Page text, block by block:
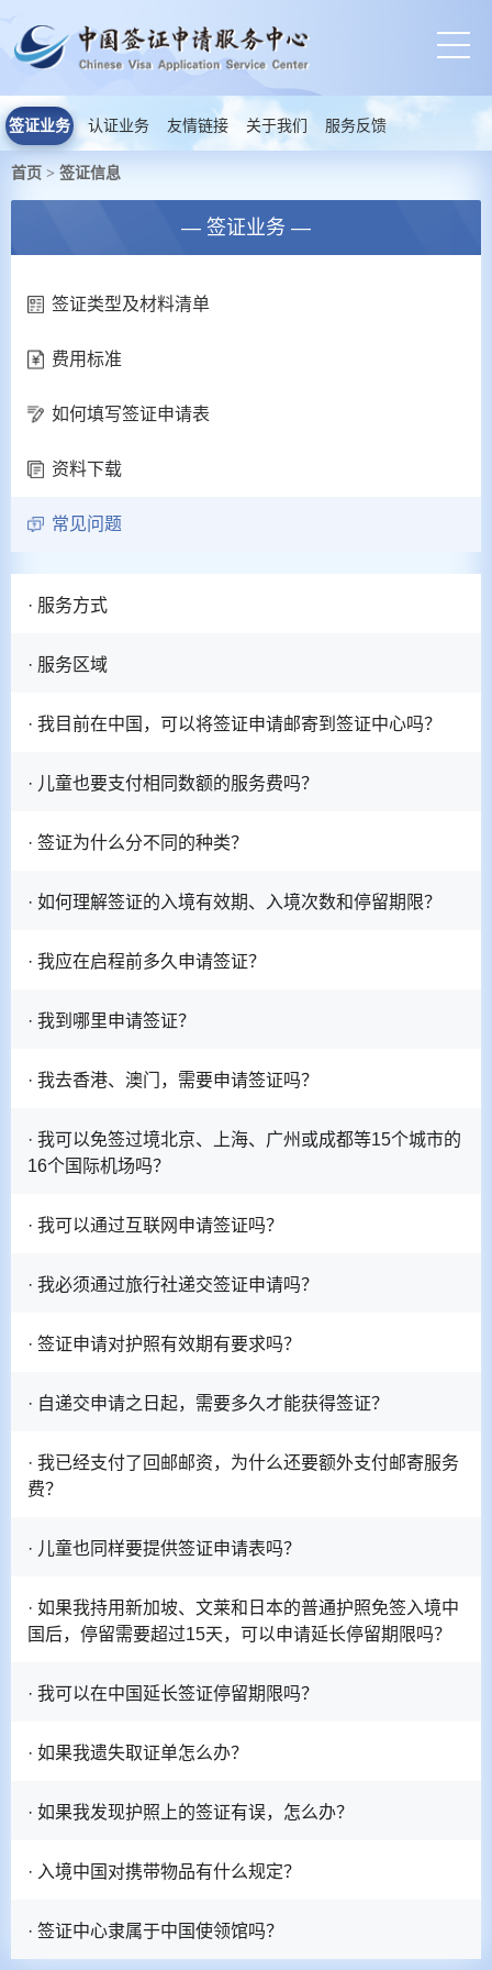
签证业务 认证业务 友情链接 关于我们 服务反馈
首页 > 签证信息
— 签证业务 —
签证类型及材料清单
费用标准
如何填写签证申请表
资料下载
常见问题
· 服务方式
· 服务区域
· 我目前在中国，可以将签证申请邮寄到签证中心吗？
· 儿童也要支付相同数额的服务费吗？
· 签证为什么分不同的种类？
· 如何理解签证的入境有效期、入境次数和停留期限？
· 我应在启程前多久申请签证？
· 我到哪里申请签证？
· 我去香港、澳门，需要申请签证吗？
· 我可以免签过境北京、上海、广州或成都等15个城市的
16个国际机场吗？
· 我可以通过互联网申请签证吗？
· 我必须通过旅行社递交签证申请吗？
· 签证申请对护照有效期有要求吗？
· 自递交申请之日起，需要多久才能获得签证？
· 我已经支付了回邮邮资，为什么还要额外支付邮寄服务
费？
· 儿童也同样要提供签证申请表吗？
· 如果我持用新加坡、文莱和日本的普通护照免签入境中
国后，停留需要超过15天，可以申请延长停留期限吗？
· 我可以在中国延长签证停留期限吗？
· 如果我遗失取证单怎么办？
· 如果我发现护照上的签证有误，怎么办？
· 入境中国对携带物品有什么规定？
· 签证中心隶属于中国使领馆吗？